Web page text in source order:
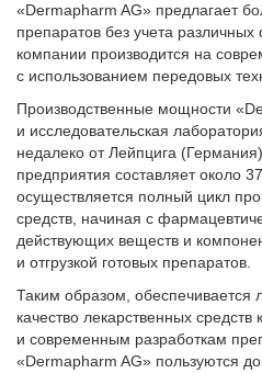
«Dermapharm AG» предлагает
препаратов без учета
компании производится на
с использованием передовых
Производственные мощности
и исследовательская
недалеко от Лейпцига
предприятия составляет около
осуществляется полный цикл
средств, начиная с
действующих веществ и
и отгрузкой готовых препаратов.
Таким образом, обеспечивается
качество лекарственных
и современным разработкам
«Dermapharm AG» пользуются